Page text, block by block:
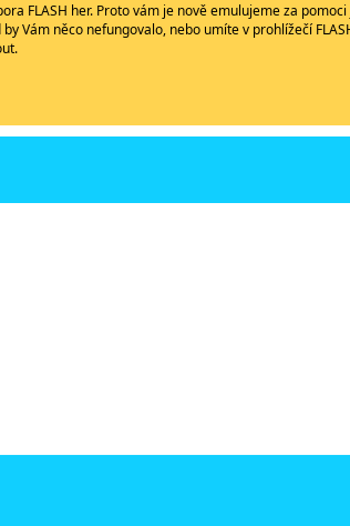
FLASH her. Proto vám je nově emulujeme za
Vám něco nefungovalo, nebo umíte v prohlížečí